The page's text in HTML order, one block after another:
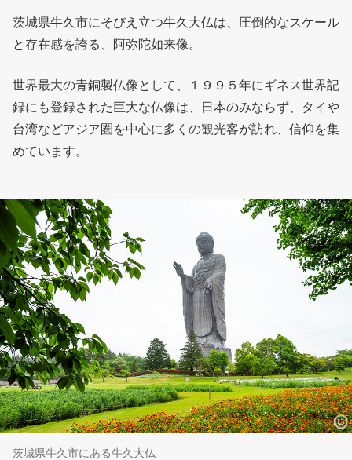
茨城県牛久市にそびえ立つ牛久大仏は、圧倒的なスケール
と存在感を誇る、阿弥陀如来像。
世界最大の青銅製仏像として、１９９５年にギネス世界記
録にも登録された巨大な仏像は、日本のみならず、タイや
台湾などアジア圏を中心に多くの観光客が訪れ、信仰を集
めています。
茨城県牛久市にある牛久大仏